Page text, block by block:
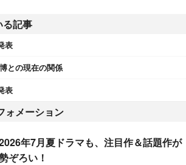
る記事
表
との現在の関係
表
ォメーション
年7月夏ドラマも、注目作＆話題作が
ぞろい！